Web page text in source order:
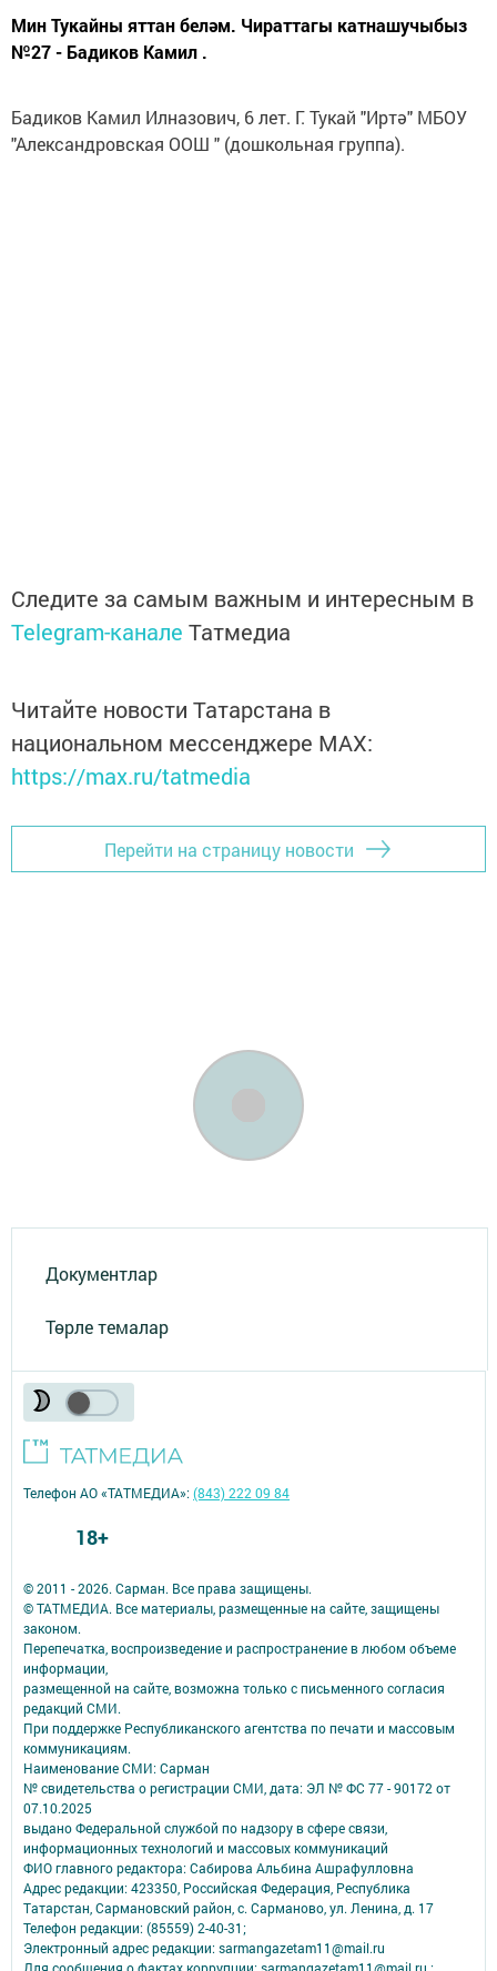
Мин Тукайны яттан беләм. Чираттагы катнашучыбыз
№27 - Бадиков Камил .
Бадиков Камил Илназович, 6 лет. Г. Тукай "Иртә" МБОУ
"Александровская ООШ " (дошкольная группа).
Следите за самым важным и интересным в
Telegram-канале Татмедиа
Читайте новости Татарстана в
национальном мессенджере MАХ:
https://max.ru/tatmedia
Перейти на страницу новости
Документлар
Төрле темалар
© 2011 - 2026. Сарман. Все права защищены.
© ТАТМЕДИА. Все материалы, размещенные на сайте, защищены
законом.
Перепечатка, воспроизведение и распространение в любом объеме
информации,
размещенной на сайте, возможна только с письменного согласия
редакций СМИ.
При поддержке Республиканского агентства по печати и массовым
коммуникациям.
Наименование СМИ: Сарман
№ свидетельства о регистрации СМИ, дата: ЭЛ № ФС 77 - 90172 от
07.10.2025
выдано Федеральной службой по надзору в сфере связи,
информационных технологий и массовых коммуникаций
ФИО главного редактора: Сабирова Альбина Ашрафулловна
Адрес редакции: 423350, Российская Федерация, Республика
Татарстан, Сармановский район, с. Сарманово, ул. Ленина, д. 17
Телефон редакции: (85559) 2-40-31;
Электронный адрес редакции: sarmangazetam11@mail.ru
Телефон АО «ТАТМЕДИА»:(843) 222 09 84
18+